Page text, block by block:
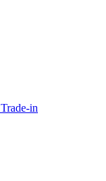
Trade-in